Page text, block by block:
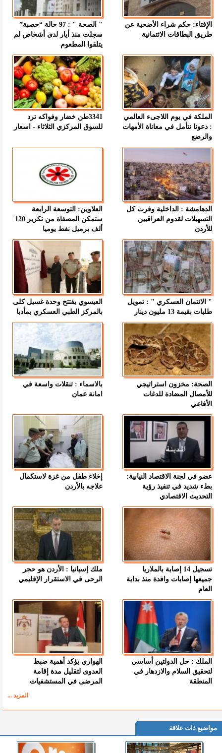
الإفتاء: حكم شراء الأضحية عن
طريق البطاقات الائتمانية
" الصحة " : 97 حالة “حصبة”
سجلت منذ أيار لدى أشخاص لم
يتلقوا المطعوم
الملكة في يوم اللاجىء العالمي
: دعونا نتأمل في معاناة الأمهات
والرضع
3341طن خضار وفواكه ترد
للسوق المركزي الثلاثاء - اسعار
الدهامشة : الداخلية وفرت كل
التسهيلات لقدوم العراقيين
للأردن
العلاوين: التوسعة الرابعة
ستمكن المصفاة من تكرير 120
ألف برميل نفط يوميا
" الائتمان العسكري " : تمويل
طلبات بقيمة 13 مليون دينار
العيسوي يفتتح وحدة غسيل كلى
بالمركز الطبي العسكري بمأدبا
الصحة: مخزون استراتيجي
للأمصال المضادة للدغات
الأفاعي
بالاسماء : تنقلات واسعة في
امانة عمان
عضو في لجنة الاقتصاد النيابية:
بطء شديد في تنفيذ رؤية
التحديث الاقتصادي
إخلاء طفل من غزة لاستكمال
علاجه بالأردن
تسجيل 14 إصابة بالملاريا
جميعها إصابات وافدة منذ بداية
العام
ملك إسبانيا : الأردن هو حجر
الرحى في الاستقرار الإقليمي
الملك : حل الدولتين أساسي
لتحقيق السلام والازدهار في
المنطقة
الهواري يؤكد أهمية ضبط
العدوى لتقليل مدة إقامة
المرضى في المستشفيات
المزيد ...
مواضيع ذات علاقة